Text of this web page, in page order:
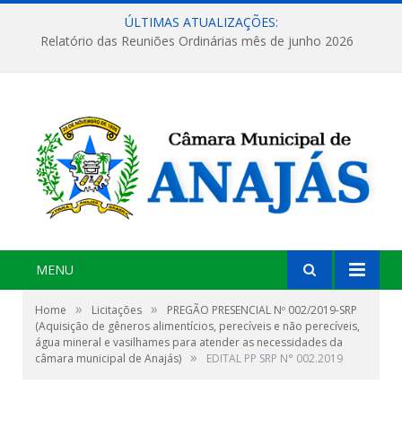
ÚLTIMAS ATUALIZAÇÕES:
Relatório das Reuniões Ordinárias mês de junho 2026
MENU
Home » Licitações »
PREGÃO PRESENCIAL Nº 002/2019-SRP
(Aquisição de gêneros alimentícios, perecíveis e não perecíveis,
água mineral e vasilhames para atender as necessidades da
câmara municipal de Anajás) » EDITAL PP SRP N° 002.2019